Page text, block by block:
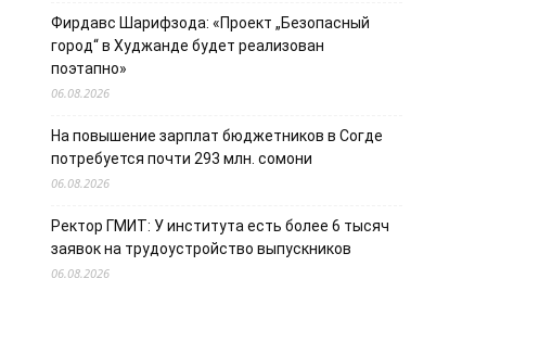
Фирдавс Шарифзода: «Проект „Безопасный
город“ в Худжанде будет реализован
поэтапно»
06.08.2026
На повышение зарплат бюджетников в Согде
потребуется почти 293 млн. сомони
06.08.2026
Ректор ГМИТ: У института есть более 6 тысяч
заявок на трудоустройство выпускников
06.08.2026